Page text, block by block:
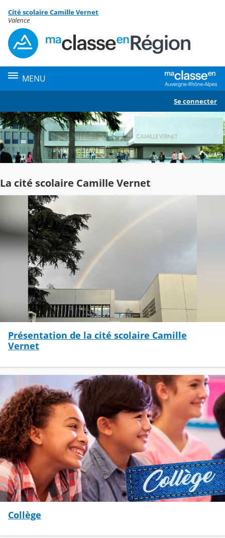
Contenu
Cité scolaire Camille Vernet
Valence
MENU
Se connecter
La cité scolaire Camille Vernet
Présentation de la cité scolaire Camille
Vernet
Collège